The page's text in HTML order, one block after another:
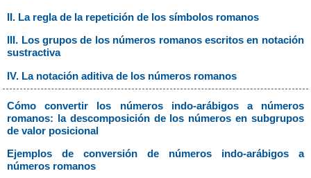
II. La regla de la repetición de los símbolos romanos
III. Los grupos de los números romanos escritos en notación
sustractiva
IV. La notación aditiva de los números romanos
Cómo convertir los números indo-arábigos a números
romanos: la descomposición de los números en subgrupos
de valor posicional
Ejemplos de conversión de números indo-arábigos a
números romanos